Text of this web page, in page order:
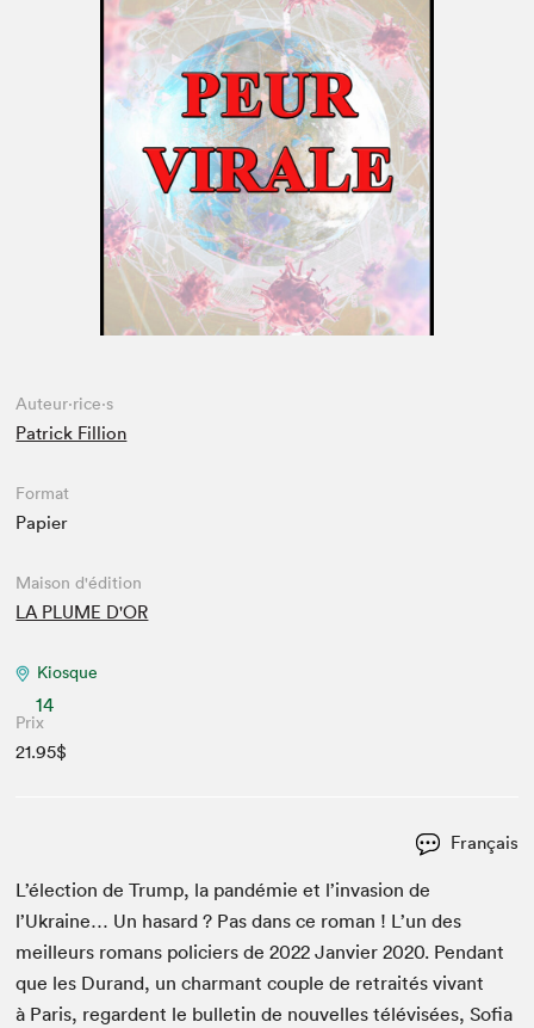
Espace médias
Auteur·rice·s
Patrick Fillion
Format
Papier
Maison d'édition
LA PLUME D'OR
Kiosque
14
Prix
21.95$
Français
L’élection de Trump, la pandémie et l’invasion de
l’Ukraine… Un hasard ? Pas dans ce roman ! L’un des
meilleurs romans policiers de2022 Jan­vi­er2020. Pen­dant
que les Durand, un char­mant cou­ple de retraités vivant
à Paris, regar­dent le bul­letin de nou­velles télévisées, Sofia